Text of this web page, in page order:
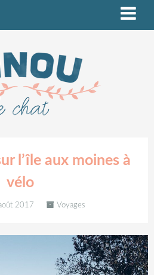
l’île aux moines à
vélo
2017 Voyages